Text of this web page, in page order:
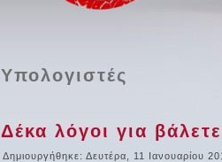
Υπολογιστές
Δέκα λόγοι για
Δημιουργήθηκε: Δευτέρα, 11 Ιανουαρίου